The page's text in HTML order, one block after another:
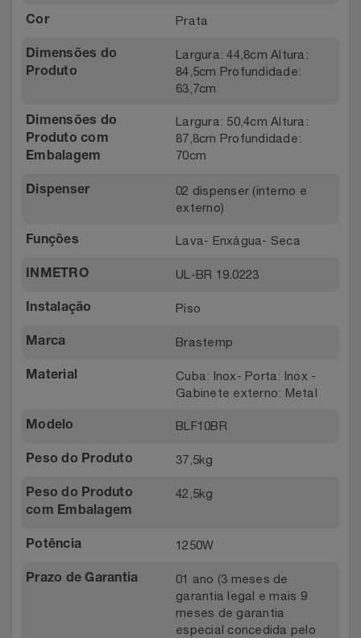
Cor Prata
Dimensões do
Produto
Largura: 44,8cm Altura:
84,5cm Profundidade:
63,7cm
Dimensões do
Produto com
Embalagem
Largura: 50,4cm Altura:
87,8cm Profundidade:
70cm
Dispenser
02 dispenser (interno e
externo)
Funções Lava- Enxágua- Seca
INMETRO UL-BR 19.0223
Instalação Piso
Marca Brastemp
Material
Cuba: Inox- Porta: Inox -
Gabinete externo: Metal
Modelo BLF10BR
Peso do Produto 37,5kg
Peso do Produto
com Embalagem
42,5kg
Potência 1250W
Prazo de Garantia
01 ano (3 meses de
garantia legal e mais 9
meses de garantia
especial concedida pelo